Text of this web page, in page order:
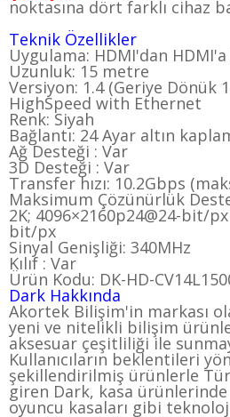
noktasına dört farklı cihaz
Teknik Özellikler
Uygulama: HDMI'dan
Uzunluk: 15 metre
Versiyon: 1.4 (Geriye Dönük
HighSpeed with Ethernet
Renk: Siyah
Bağlantı: 24 Ayar altın
Ağ Desteği : Var
3D Desteği : Var
Transfer hızı: 10.2Gbps
Maksimum Çözünürlük
2K; 4096×2160p24@24-bit/
bit/px
Sinyal Genişliği: 340MHz
Kılıf : Var
Ürün Kodu: DK-HD-
Dark Hakkında
Akortek Bilişim'in markası
yeni ve nitelikli bilişim
aksesuar çeşitliliği ile
Kullanıcıların beklentileri
şekillendirilmiş ürünlerle
giren Dark, kasa ürünlerinde
oyuncu kasaları gibi